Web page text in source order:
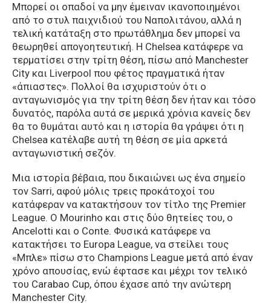
Μπορεί οι οπαδοί να μην έμειναν ικανοποιημένοι
από το στυλ παιχνιδιού του Ναπολιτάνου, αλλά η
τελική κατάταξη στο πρωτάθλημα δεν μπορεί να
θεωρηθεί απογοητευτική. Η Chelsea κατάφερε να
τερματίσει στην τρίτη θέση, πίσω από Manchester
City και Liverpool που φέτος πραγματικά ήταν
«άπιαστες». Πολλοί θα ισχυριστούν ότι ο
ανταγωνισμός για την τρίτη θέση δεν ήταν και τόσο
δυνατός, παρόλα αυτά σε μερικά χρόνια κανείς δεν
θα το θυμάται αυτό και η ιστορία θα γράψει ότι η
Chelsea κατέλαβε αυτή τη θέση σε μία αρκετά
ανταγωνιστική σεζόν.
Μια ιστορία βέβαια, που δικαιώνει ως ένα σημείο
τον Sarri, αφού μόλις τρεις προκάτοχοί του
κατάφεραν να κατακτήσουν τον τίτλο της Premier
League. Ο Mourinho και στις δύο θητείες του, ο
Ancelotti και ο Conte. Φυσικά κατάφερε να
κατακτήσει το Europa League, να στείλει τους
«Μπλε» πίσω στο Champions League μετά από έναν
χρόνο απουσίας, ενώ έφτασε και μέχρι τον τελικό
του Carabao Cup, όπου έχασε από την ανώτερη
Manchester City.